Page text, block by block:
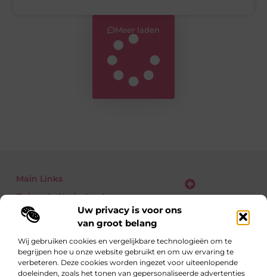
Uw privacy is voor ons
van groot belang
Wij gebruiken cookies en vergelijkbare technologieën om te
begrijpen hoe u onze website gebruikt en om uw ervaring te
verbeteren. Deze cookies worden ingezet voor uiteenlopende
doeleinden, zoals het tonen van gepersonaliseerde advertenties
Meer laden
Main Links
Bekende Nederlanders
Eén richting: kennis delen
Blogs vol inzichten over alledaagse én verrassende